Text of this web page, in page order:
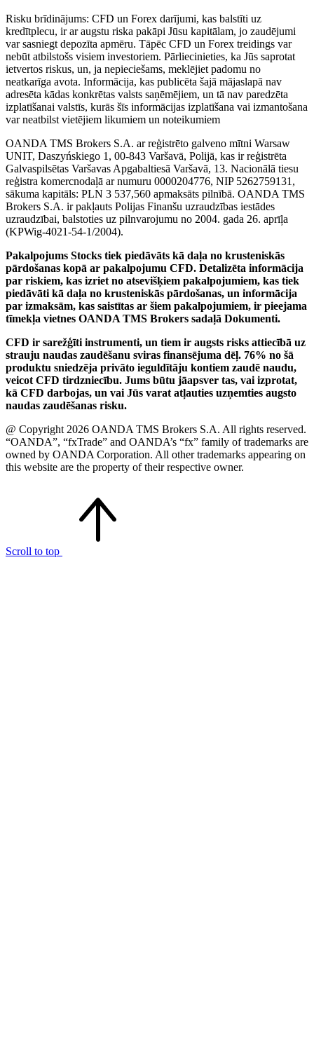
Risku brīdinājums: CFD un Forex darījumi, kas balstīti uz
kredītplecu, ir ar augstu riska pakāpi Jūsu kapitālam, jo zaudējumi
var sasniegt depozīta apmēru. Tāpēc CFD un Forex treidings var
nebūt atbilstošs visiem investoriem. Pārliecinieties, ka Jūs saprotat
ietvertos riskus, un, ja nepieciešams, meklējiet padomu no
neatkarīga avota. Informācija, kas publicēta šajā mājaslapā nav
adresēta kādas konkrētas valsts saņēmējiem, un tā nav paredzēta
izplatīšanai valstīs, kurās šīs informācijas izplatīšana vai izmantošana
var neatbilst vietējiem likumiem un noteikumiem
OANDA TMS Brokers S.A. ar reģistrēto galveno mītni Warsaw
UNIT, Daszyńskiego 1, 00-843 Varšavā, Polijā, kas ir reģistrēta
Galvaspilsētas Varšavas Apgabaltiesā Varšavā, 13. Nacionālā tiesu
reģistra komercnodaļā ar numuru 0000204776, NIP 5262759131,
sākuma kapitāls: PLN 3 537,560 apmaksāts pilnībā. OANDA TMS
Brokers S.A. ir pakļauts Polijas Finanšu uzraudzības iestādes
uzraudzībai, balstoties uz pilnvarojumu no 2004. gada 26. aprīļa
(KPWig-4021-54-1/2004).
Pakalpojums Stocks tiek piedāvāts kā daļa no krusteniskās
pārdošanas kopā ar pakalpojumu CFD. Detalizēta informācija
par riskiem, kas izriet no atsevišķiem pakalpojumiem, kas tiek
piedāvāti kā daļa no krusteniskās pārdošanas, un informācija
par izmaksām, kas saistītas ar šiem pakalpojumiem, ir pieejama
tīmekļa vietnes OANDA TMS Brokers sadaļā Dokumenti.
CFD ir sarežģīti instrumenti, un tiem ir augsts risks attiecībā uz
strauju naudas zaudēšanu sviras finansējuma dēļ. 76% no šā
produktu sniedzēja privāto ieguldītāju kontiem zaudē naudu,
veicot CFD tirdzniecību. Jums būtu jāapsver tas, vai izprotat,
kā CFD darbojas, un vai Jūs varat atļauties uzņemties augsto
naudas zaudēšanas risku.
@ Copyright 2026 OANDA TMS Brokers S.A. All rights reserved.
“OANDA”, “fxTrade” and OANDA’s “fx” family of trademarks are
owned by OANDA Corporation. All other trademarks appearing on
this website are the property of their respective owner.
Scroll to top